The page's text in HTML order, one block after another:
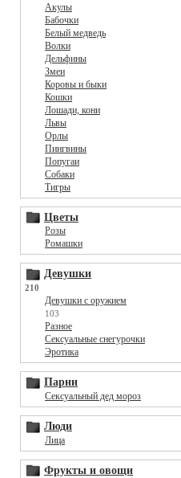
Акулы
Бабочки
Белый медведь
Волки
Дельфины
Змеи
Коровы и быки
Кошки
Лошади, кони
Львы
Орлы
Пингвины
Попугаи
Собаки
Тигры
Цветы
Розы
Ромашки
Девушки
210
Девушки с оружием
103
Разное
Сексуальные снегурочки
Эротика
Парни
Сексуальный дед мороз
Люди
Лица
Фрукты и овощи